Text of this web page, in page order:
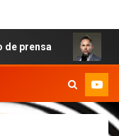
MARCOS